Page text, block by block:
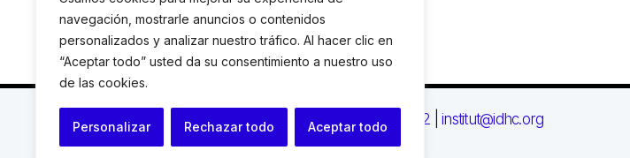
navegación, mostrarle anuncios o contenidos
personalizados y analizar nuestro tráfico. Al hacer clic en
“Aceptar todo” usted da su consentimiento a nuestro uso
de las cookies.
Personalizar Rechazar todo Aceptar todo
C. Avinyó 44, 2n | 08002 Barcelona | T.: +34 93 119 03 72 institut@idhc.org